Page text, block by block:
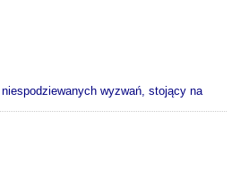
wyzwań, stojący na